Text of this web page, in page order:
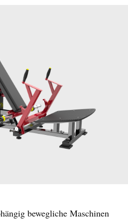
bewegliche Maschinen